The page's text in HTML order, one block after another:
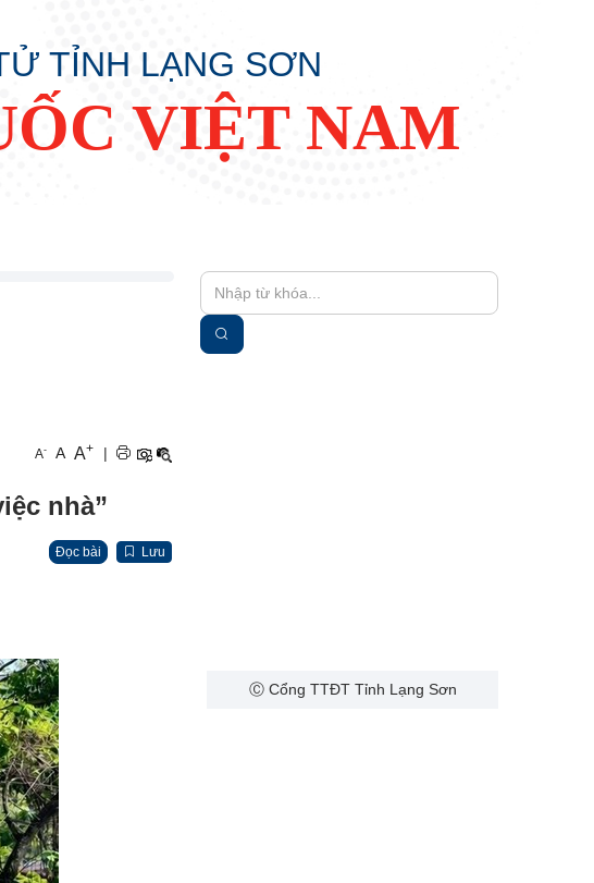
TỈNH LẠNG SƠN
VIỆT NAM
A- A A+ |
nhà”
Đọc bài Lưu
Ⓒ Cổng TTĐT Tỉnh Lạng Sơn